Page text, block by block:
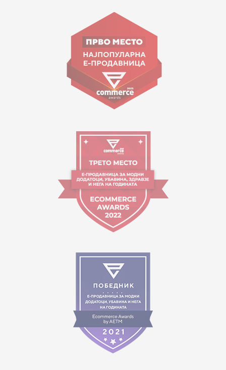
ул. Гоце Николовски бр.74 Скопје
contact@mytime.mk
Работно време:
09:00 до 17:00